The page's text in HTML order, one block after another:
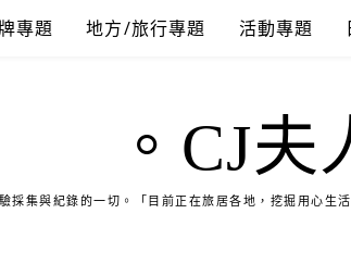
專題 地方/旅行專題 活動專題
。CJ夫
採集與紀錄的一切。「目前正在旅居各地，挖掘用心生